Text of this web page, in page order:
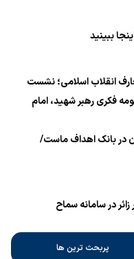
ببینید
انقلاب اسلامی؛ نشست
فکری رهبر شهید، امام
در بانک اهداف ماست/
پربحث ترین ها